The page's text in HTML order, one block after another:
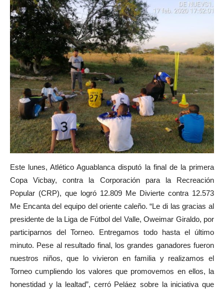
Este lunes, Atlético Aguablanca disputó la final de la primera
Copa Vicbay, contra la Corporación para la Recreación
Popular (CRP), que logró 12.809 Me Divierte contra 12.573
Me Encanta del equipo del oriente caleño. “Le di las gracias al
presidente de la Liga de Fútbol del Valle, Oweimar Giraldo, por
participarnos del Torneo. Entregamos todo hasta el último
minuto. Pese al resultado final, los grandes ganadores fueron
nuestros niños, que lo vivieron en familia y realizamos el
Torneo cumpliendo los valores que promovemos en ellos, la
honestidad y la lealtad”, cerró Peláez sobre la iniciativa que